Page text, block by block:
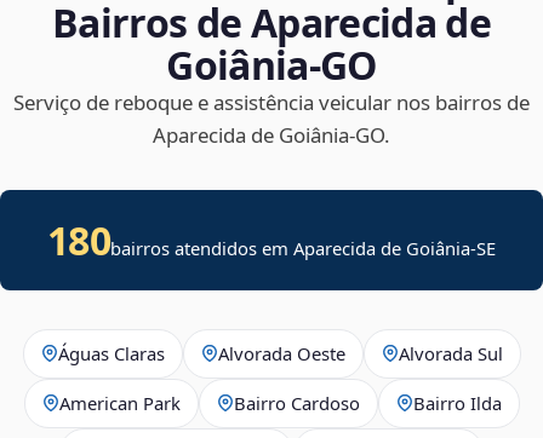
Bairros de Aparecida de
Goiânia‑GO
Serviço de reboque e assistência veicular nos bairros de
Aparecida de Goiânia‑GO.
180bairros atendidos emAparecida de Goiânia-SE
Águas Claras Alvorada Oeste Alvorada Sul
American Park Bairro Cardoso Bairro Ilda